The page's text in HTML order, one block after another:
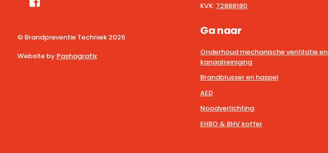
© Brandpreventie Techniek 2026
Website by Pashagrafix
KVK: 72888180
Ga naar
Onderhoud mechanische ventilatie en
kanaalreiniging
Brandblusser en haspel
AED
Noodverlichting
EHBO & BHV koffer